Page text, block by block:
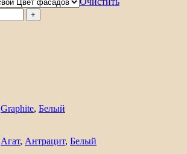
Graphite, Белый
Агат, Антрацит, Белый